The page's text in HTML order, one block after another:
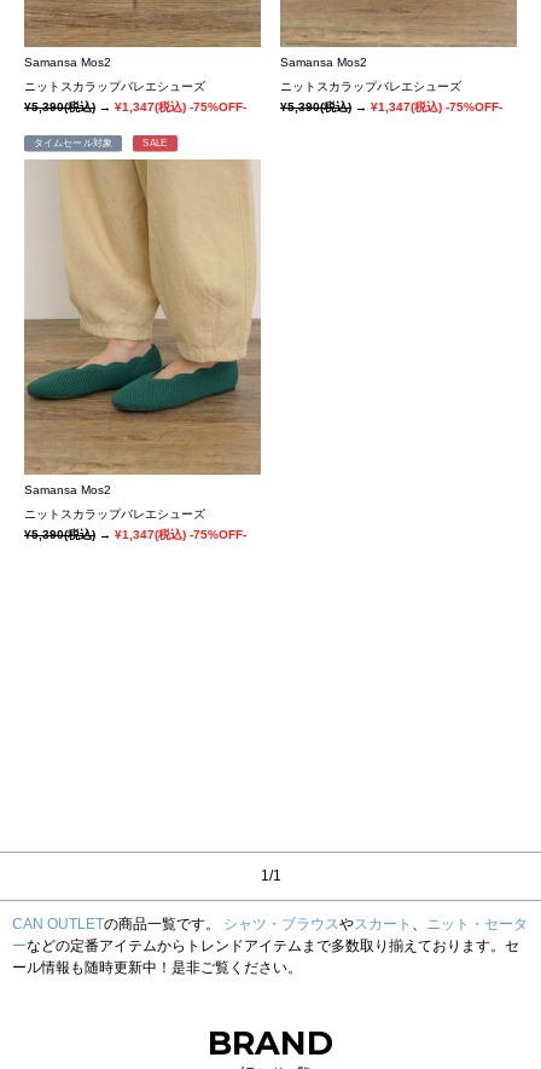
Samansa Mos2
ニットスカラップバレエシューズ
¥5,390(税込) → ¥1,347(税込) -75%OFF-
Samansa Mos2
ニットスカラップバレエシューズ
¥5,390(税込)→¥1,347(税込) -75%OFF-
タイムセール対象 SALE
Samansa Mos2
ニットスカラップバレエシューズ
¥5,390(税込) → ¥1,347(税込) -75%OFF-
1/1
CAN OUTLETの商品一覧です。 シャツ・ブラウスやスカート 、 ニット・セータ
ーなどの定番アイテムからトレンドアイテムまで多数取り揃えております。セ
ール情報も随時更新中！是非ご覧ください。
BRAND